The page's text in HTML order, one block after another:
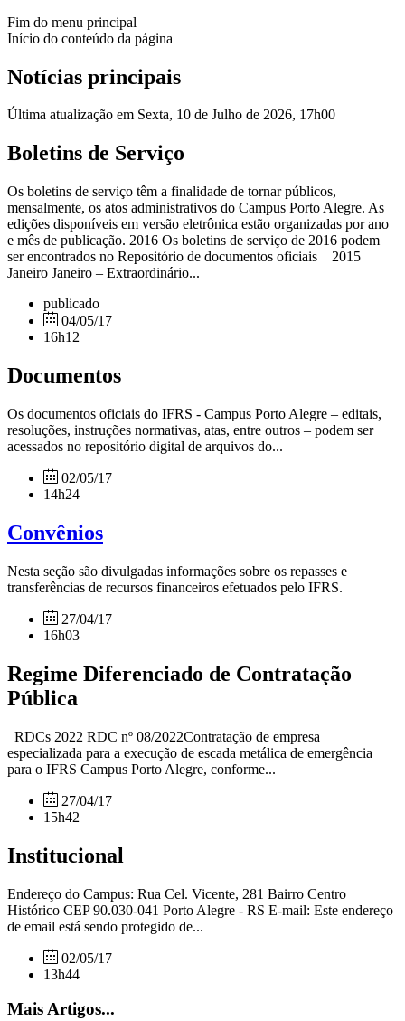
Fim do menu principal
Início do conteúdo da página
Notícias principais
Última atualização em Sexta, 10 de Julho de 2026, 17h00
Boletins de Serviço
Os boletins de serviço têm a finalidade de tornar públicos,
mensalmente, os atos administrativos do Campus Porto Alegre. As
edições disponíveis em versão eletrônica estão organizadas por ano
e mês de publicação. 2016 Os boletins de serviço de 2016 podem
ser encontrados no Repositório de documentos oficiais 2015
Janeiro Janeiro – Extraordinário...
publicado
04/05/17
16h12
Documentos
Os documentos oficiais do IFRS - Campus Porto Alegre – editais,
resoluções, instruções normativas, atas, entre outros – podem ser
acessados no repositório digital de arquivos do...
02/05/17
14h24
Convênios
Nesta seção são divulgadas informações sobre os repasses e
transferências de recursos financeiros efetuados pelo IFRS.
27/04/17
16h03
Regime Diferenciado de Contratação
Pública
RDCs 2022 RDC nº 08/2022Contratação de empresa
especializada para a execução de escada metálica de emergência
para o IFRS Campus Porto Alegre, conforme...
27/04/17
15h42
Institucional
Endereço do Campus: Rua Cel. Vicente, 281 Bairro Centro
Histórico CEP 90.030-041 Porto Alegre - RS E-mail: Este endereço
de email está sendo protegido de...
02/05/17
13h44
Mais Artigos...